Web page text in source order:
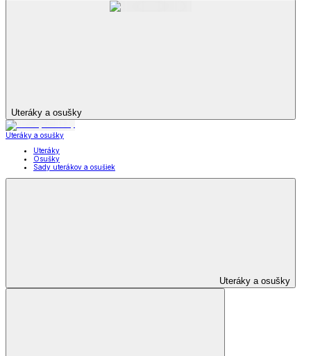
Uteráky a osušky
Uteráky a osušky
Uteráky
Osušky
Sady uterákov a osušiek
Uteráky a osušky